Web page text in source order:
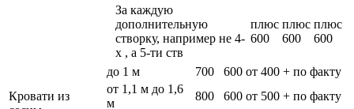
За каждую
дополнительную
створку, например не 4-
х , а 5-ти ств
плюс
600
плюс
600
плюс
600
Кровати из
до 1 м 700 600 от 400 + по факту
от 1,1 м до 1,6
м
800 600 от 500 + по факту